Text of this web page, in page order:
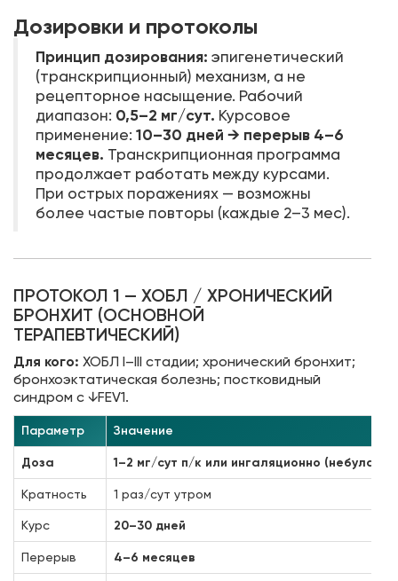
Дозировки и протоколы
Принцип дозирования: эпигенетический
(транскрипционный) механизм, а не
рецепторное насыщение. Рабочий
диапазон: 0,5–2 мг/сут. Курсовое
применение: 10–30 дней → перерыв 4–6
месяцев. Транскрипционная программа
продолжает работать между курсами.
При острых поражениях — возможны
более частые повторы (каждые 2–3 мес).
ПРОТОКОЛ 1 — ХОБЛ / ХРОНИЧЕСКИЙ
БРОНХИТ (ОСНОВНОЙ
ТЕРАПЕВТИЧЕСКИЙ)
Для кого: ХОБЛ I–III стадии; хронический бронхит;
бронхоэктатическая болезнь; постковидный
синдром с ↓FEV1.
Параметр Значение
Доза 1–2 мг/сут п/к или ингаляционно
Кратность 1 раз/сут утром
Курс 20–30 дней
Перерыв 4–6 месяцев